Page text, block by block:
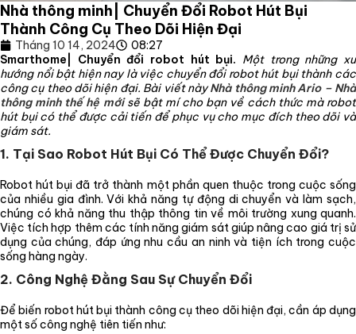
Nhà thông minh| Chuyển Đổi Robot Hút Bụi
Thành Công Cụ Theo Dõi Hiện Đại
Tháng 10 14, 2024
08:27
Smarthome| Chuyển đổi robot hút bụi. Một trong những xu
hướng nổi bật hiện nay là việc chuyển đổi robot hút bụi thành các
công cụ theo dõi hiện đại. Bài viết nàyNhà thông minh Ario – Nhà
thông minh thế hệ mớisẽ bật mí cho bạn về cách thức mà robot
hút bụi có thể được cải tiến để phục vụ cho mục đích theo dõi và
giám sát.
1. Tại Sao Robot Hút Bụi Có Thể Được Chuyển Đổi?
Robot hút bụi đã trở thành một phần quen thuộc trong cuộc sống
của nhiều gia đình. Với khả năng tự động di chuyển và làm sạch,
chúng có khả năng thu thập thông tin về môi trường xung quanh.
Việc tích hợp thêm các tính năng giám sát giúp nâng cao giá trị sử
dụng của chúng, đáp ứng nhu cầu an ninh và tiện ích trong cuộc
sống hàng ngày.
2. Công Nghệ Đằng Sau Sự Chuyển Đổi
Để biến robot hút bụi thành công cụ theo dõi hiện đại, cần áp dụng
một số công nghệ tiên tiến như: